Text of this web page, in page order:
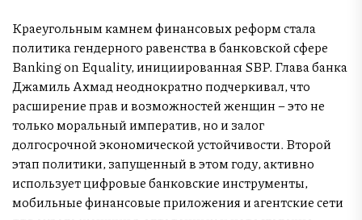
Краеугольным камнем финансовых реформ стала
политика гендерного равенства в банковской сфере
Banking on Equality, инициированная SBP. Глава банка
Джамиль Ахмад неоднократно подчеркивал, что
расширение прав и возможностей женщин – это не
только моральный императив, но и залог
долгосрочной экономической устойчивости. Второй
этап политики, запущенный в этом году, активно
использует цифровые банковские инструменты,
мобильные финансовые приложения и агентские сети